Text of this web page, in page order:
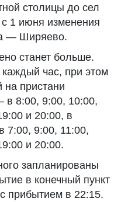
столицы до сел
1 июня изменения
— Ширяево.
станет больше.
час, при этом
на пристани
в 8:00, 9:00, 10:00,
и 20:00, в
7:00, 9:00, 11:00,
и 20:00.
запланированы
в конечный пункт
прибытием в 22:15.